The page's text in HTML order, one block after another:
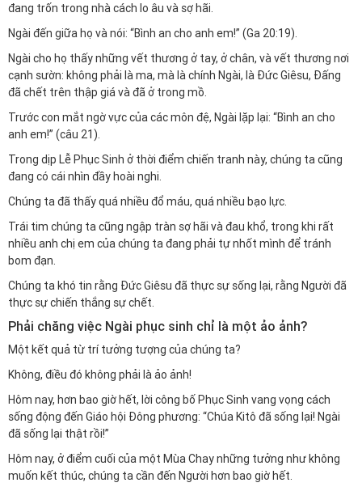
đang trốn trong nhà cách lo âu và sợ hãi.
Ngài đến giữa họ và nói: “Bình an cho anh em!” (Ga 20:19).
Ngài cho họ thấy những vết thương ở tay, ở chân, và vết thương nơi
cạnh sườn: không phải là ma, mà là chính Ngài, là Đức Giêsu, Đấng
đã chết trên thập giá và đã ở trong mồ.
Trước con mắt ngờ vực của các môn đệ, Ngài lặp lại: “Bình an cho
anh em!” (câu 21).
Trong dịp Lễ Phục Sinh ở thời điểm chiến tranh này, chúng ta cũng
đang có cái nhìn đầy hoài nghi.
Chúng ta đã thấy quá nhiều đổ máu, quá nhiều bạo lực.
Trái tim chúng ta cũng ngập tràn sợ hãi và đau khổ, trong khi rất
nhiều anh chị em của chúng ta đang phải tự nhốt mình để tránh
bom đạn.
Chúng ta khó tin rằng Đức Giêsu đã thực sự sống lại, rằng Người đã
thực sự chiến thắng sự chết.
Phải chăng việc Ngài phục sinh chỉ là một ảo ảnh?
Một kết quả từ trí tưởng tượng của chúng ta?
Không, điều đó không phải là ảo ảnh!
Hôm nay, hơn bao giờ hết, lời công bố Phục Sinh vang vọng cách
sống động đến Giáo hội Đông phương: “Chúa Kitô đã sống lại! Ngài
đã sống lại thật rồi!”
Hôm nay, ở điểm cuối của một Mùa Chay những tưởng như không
muốn kết thúc, chúng ta cần đến Người hơn bao giờ hết.